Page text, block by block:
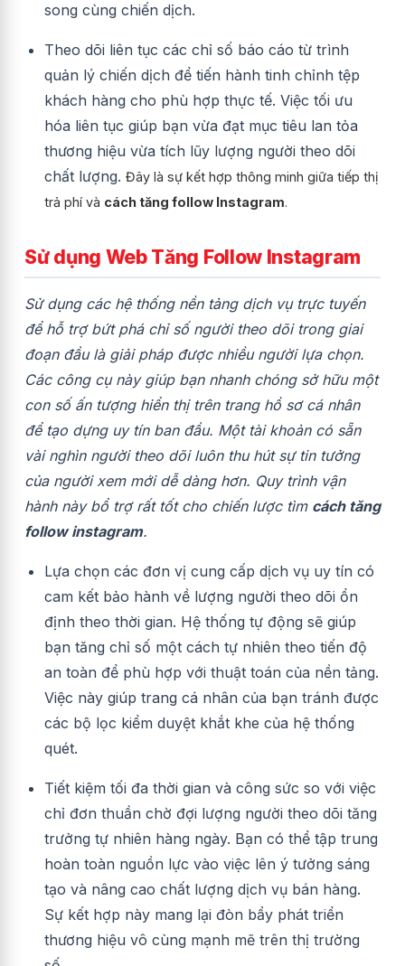
song cùng chiến dịch.
Theo dõi liên tục các chỉ số báo cáo từ trình
quản lý chiến dịch để tiến hành tinh chỉnh tệp
khách hàng cho phù hợp thực tế. Việc tối ưu
hóa liên tục giúp bạn vừa đạt mục tiêu lan tỏa
thương hiệu vừa tích lũy lượng người theo dõi
chất lượng. Đây là sự kết hợp thông minh giữa tiếp thị
trả phí và cách tăng follow Instagram.
Sử dụng Web Tăng Follow Instagram
Sử dụng các hệ thống nền tảng dịch vụ trực tuyến
để hỗ trợ bứt phá chỉ số người theo dõi trong giai
đoạn đầu là giải pháp được nhiều người lựa chọn.
Các công cụ này giúp bạn nhanh chóng sở hữu một
con số ấn tượng hiển thị trên trang hồ sơ cá nhân
để tạo dựng uy tín ban đầu. Một tài khoản có sẵn
vài nghìn người theo dõi luôn thu hút sự tin tưởng
của người xem mới dễ dàng hơn. Quy trình vận
hành này bổ trợ rất tốt cho chiến lược tìm cách tăng
follow instagram.
Lựa chọn các đơn vị cung cấp dịch vụ uy tín có
cam kết bảo hành về lượng người theo dõi ổn
định theo thời gian. Hệ thống tự động sẽ giúp
bạn tăng chỉ số một cách tự nhiên theo tiến độ
an toàn để phù hợp với thuật toán của nền tảng.
Việc này giúp trang cá nhân của bạn tránh được
các bộ lọc kiểm duyệt khắt khe của hệ thống
quét.
Tiết kiệm tối đa thời gian và công sức so với việc
chỉ đơn thuần chờ đợi lượng người theo dõi tăng
trưởng tự nhiên hàng ngày. Bạn có thể tập trung
hoàn toàn nguồn lực vào việc lên ý tưởng sáng
tạo và nâng cao chất lượng dịch vụ bán hàng.
Sự kết hợp này mang lại đòn bẩy phát triển
thương hiệu vô cùng mạnh mẽ trên thị trường